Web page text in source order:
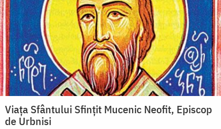
Viața Sfântului Sfințit Mucenic Neofit, Episcop
de Urbnisi